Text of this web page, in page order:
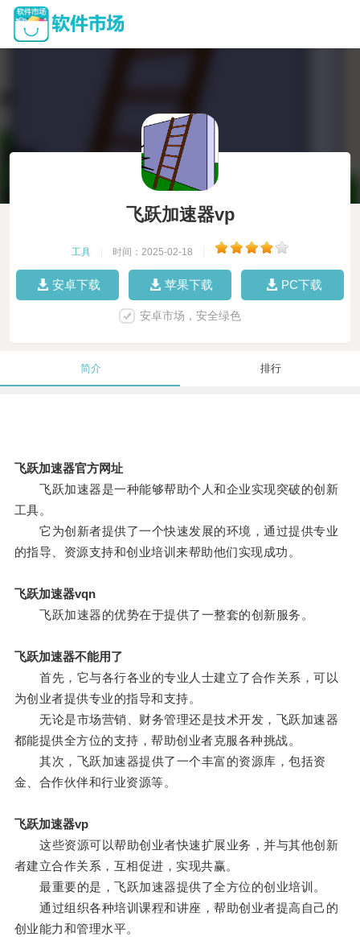
飞跃加速器vp
工具 时间：2025-02-18
安卓下载 苹果下载 PC下载
安卓市场，安全绿色
简介 排行
飞跃加速器官方网址
飞跃加速器是一种能够帮助个人和企业实现突破的创新
工具。
它为创新者提供了一个快速发展的环境，通过提供专业
的指导、资源支持和创业培训来帮助他们实现成功。
飞跃加速器vqn
飞跃加速器的优势在于提供了一整套的创新服务。
飞跃加速器不能用了
首先，它与各行各业的专业人士建立了合作关系，可以
为创业者提供专业的指导和支持。
无论是市场营销、财务管理还是技术开发，飞跃加速器
都能提供全方位的支持，帮助创业者克服各种挑战。
其次，飞跃加速器提供了一个丰富的资源库，包括资
金、合作伙伴和行业资源等。
飞跃加速器vp
这些资源可以帮助创业者快速扩展业务，并与其他创新
者建立合作关系，互相促进，实现共赢。
最重要的是，飞跃加速器提供了全方位的创业培训。
通过组织各种培训课程和讲座，帮助创业者提高自己的
创业能力和管理水平。